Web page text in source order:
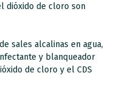
dióxido de cloro son
sales alcalinas en agua,
y blanqueador
de cloro y el CDS